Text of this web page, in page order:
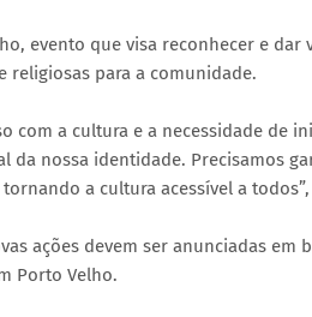
evento que visa reconhecer e
religiosas para a comunidade.
com a cultura e a necessidade de
da nossa identidade. Precisamos
a cultura acessível a
ações devem ser anunciadas em
Porto Velho.